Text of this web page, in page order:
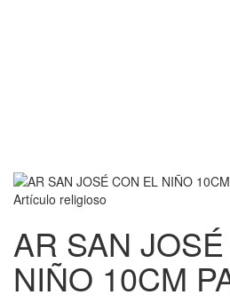
Artículo religioso
AR SAN
NIÑO 10CM